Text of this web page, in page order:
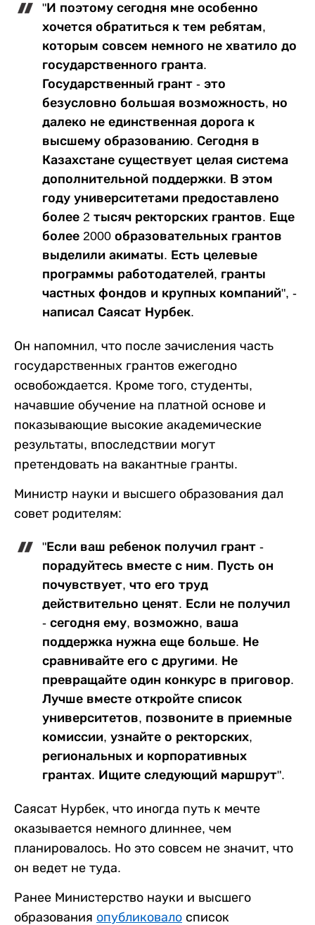
"И поэтому сегодня мне особенно
хочется обратиться к тем ребятам,
которым совсем немного не хватило до
государственного гранта.
Государственный грант - это
безусловно большая возможность, но
далеко не единственная дорога к
высшему образованию. Сегодня в
Казахстане существует целая система
дополнительной поддержки. В этом
году университетами предоставлено
более 2 тысяч ректорских грантов. Еще
более 2000 образовательных грантов
выделили акиматы. Есть целевые
программы работодателей, гранты
частных фондов и крупных компаний", -
написал Саясат Нурбек.
Он напомнил, что после зачисления часть
государственных грантов ежегодно
освобождается. Кроме того, студенты,
начавшие обучение на платной основе и
показывающие высокие академические
результаты, впоследствии могут
претендовать на вакантные гранты.
Министр науки и высшего образования дал
совет родителям:
"Если ваш ребенок получил грант -
порадуйтесь вместе с ним. Пусть он
почувствует, что его труд
действительно ценят. Если не получил
- сегодня ему, возможно, ваша
поддержка нужна еще больше. Не
сравнивайте его с другими. Не
превращайте один конкурс в приговор.
Лучше вместе откройте список
университетов, позвоните в приемные
комиссии, узнайте о ректорских,
региональных и корпоративных
грантах. Ищите следующий маршрут".
Саясат Нурбек, что иногда путь к мечте
оказывается немного длиннее, чем
планировалось. Но это совсем не значит, что
он ведет не туда.
Ранее Министерство науки и высшего
образования опубликовало список